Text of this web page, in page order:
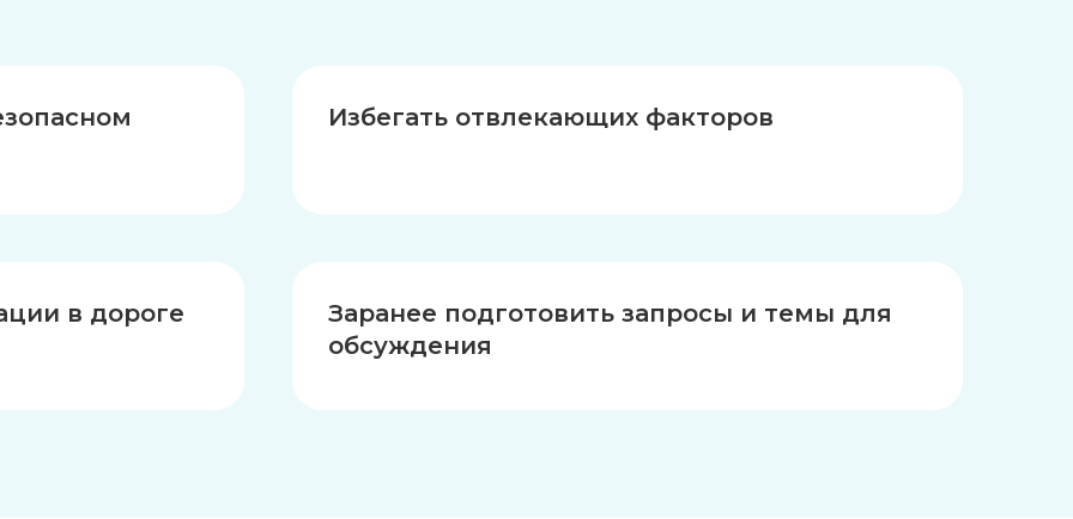
Избегать отвлекающих факторов
в дороге
Заранее подготовить запросы и темы для
обсуждения